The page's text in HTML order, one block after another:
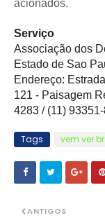
acionados.
Serviço
Associação dos
Estado de Sao
Endereço:
121 - Paisagem
4283 / (11)
Tags vem ver
ANTIGOS